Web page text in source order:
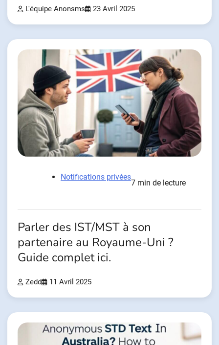
L'équipe Anonsms 23 Avril 2025
Notifications privées
7 min de lecture
Parler des IST/MST à son
partenaire au Royaume-Uni ?
Guide complet ici.
Zedd 11 Avril 2025